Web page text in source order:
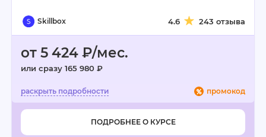
Skillbox 4.6 243 отзыва
от 5 424 ₽/мес.
или сразу 165 980 ₽
промокод
ПОДРОБНЕЕ О КУРСЕ